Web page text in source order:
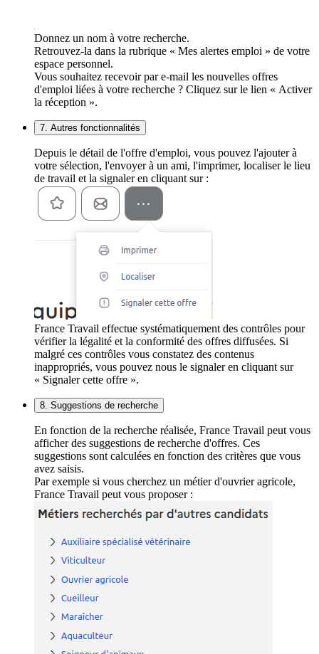
Donnez un nom à votre recherche.
Retrouvez-la dans la rubrique « Mes alertes emploi » de votre
espace personnel.
Vous souhaitez recevoir par e-mail les nouvelles offres
d'emploi liées à votre recherche ? Cliquez sur le lien « Activer
la réception ».
7. Autres fonctionnalités
Depuis le détail de l'offre d'emploi, vous pouvez l'ajouter à
votre sélection, l'envoyer à un ami, l'imprimer, localiser le lieu
de travail et la signaler en cliquant sur :
France Travail effectue systématiquement des contrôles pour
vérifier la légalité et la conformité des offres diffusées. Si
malgré ces contrôles vous constatez des contenus
inappropriés, vous pouvez nous le signaler en cliquant sur
« Signaler cette offre ».
8. Suggestions de recherche
En fonction de la recherche réalisée, France Travail peut vous
afficher des suggestions de recherche d'offres. Ces
suggestions sont calculées en fonction des critères que vous
avez saisis.
Par exemple si vous cherchez un métier d'ouvrier agricole,
France Travail peut vous proposer :